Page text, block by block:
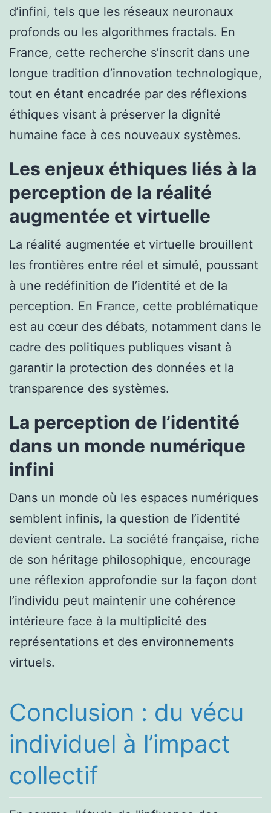
d’infini, tels que les réseaux neuronaux
profonds ou les algorithmes fractals. En
France, cette recherche s’inscrit dans une
longue tradition d’innovation technologique,
tout en étant encadrée par des réflexions
éthiques visant à préserver la dignité
humaine face à ces nouveaux systèmes.
Les enjeux éthiques liés à la
perception de la réalité
augmentée et virtuelle
La réalité augmentée et virtuelle brouillent
les frontières entre réel et simulé, poussant
à une redéfinition de l’identité et de la
perception. En France, cette problématique
est au cœur des débats, notamment dans le
cadre des politiques publiques visant à
garantir la protection des données et la
transparence des systèmes.
La perception de l’identité
dans un monde numérique
infini
Dans un monde où les espaces numériques
semblent infinis, la question de l’identité
devient centrale. La société française, riche
de son héritage philosophique, encourage
une réflexion approfondie sur la façon dont
l’individu peut maintenir une cohérence
intérieure face à la multiplicité des
représentations et des environnements
virtuels.
Conclusion : du vécu
individuel à l’impact
collectif